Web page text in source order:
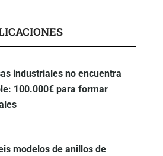
industriales no encuentra
100.000€ para formar
modelos de anillos de